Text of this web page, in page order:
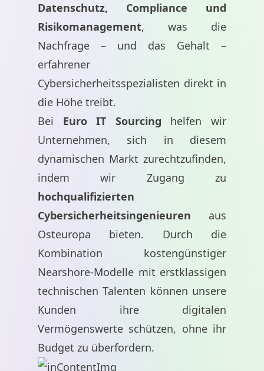
Datenschutz, Compliance und
Risikomanagement, was die
Nachfrage – und das Gehalt –
erfahrener
Cybersicherheitsspezialisten direkt in
die Höhe treibt.
Bei Euro IT Sourcing helfen wir
Unternehmen, sich in diesem
dynamischen Markt zurechtzufinden,
indem wir Zugang zu
hochqualifizierten
Cybersicherheitsingenieuren aus
Osteuropa bieten. Durch die
Kombination kostengünstiger
Nearshore-Modelle mit erstklassigen
technischen Talenten können unsere
Kunden ihre digitalen
Vermögenswerte schützen, ohne ihr
Budget zu überfordern.